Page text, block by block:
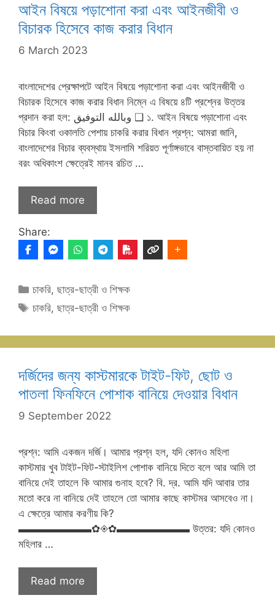
আইন বিষয়ে পড়াশোনা করা এবং আইনজীবী ও
বিচারক হিসেবে কাজ করার বিধান
6 March 2023
বাংলাদেশের প্রেক্ষাপটে আইন বিষয়ে পড়াশোনা করা এবং আইনজীবী ও
বিচারক হিসেবে কাজ করার বিধান নিম্নে এ বিষয়ে ৪টি প্রশ্নের উত্তর
প্রদান করা হল: وبالله التوفيق ❑ ১. আইন বিষয়ে পড়াশোনা এবং
বিচার কিংবা ওকালতি পেশায় চাকরি করার বিধান প্রশ্ন: আমরা জানি,
বাংলাদেশের বিচার ব্যবস্থায় ইসলামি শরিয়ত পূর্ণাঙ্গভাবে বাস্তবায়িত হয় না
বরং অধিকাংশ ক্ষেত্রেই মানব রচিত …
Read more
Share:
Categories
চাকরি,ছাত্র-ছাত্রী ও শিক্ষক
Tags
চাকরি,ছাত্র-ছাত্রী ও শিক্ষক
দর্জিদের জন্য কাস্টমারকে টাইট-ফিট, ছোট ও
পাতলা ফিনফিনে পোশাক বানিয়ে দেওয়ার বিধান
9 September 2022
প্রশ্ন: আমি একজন দর্জি। আমার প্রশ্ন হল, যদি কোনও মহিলা
কাস্টমার খুব টাইট-ফিট-স্টাইলিশ পোশাক বানিয়ে দিতে বলে আর আমি তা
বানিয়ে দেই তাহলে কি আমার গুনাহ হবে? বি. দ্র. আমি যদি আবার তার
মতো করে না বানিয়ে দেই তাহলে তো আমার কাছে কাস্টমর আসবেও না।
এ ক্ষেত্রে আমার করণীয় কি?
▬▬▬▬▬▬▬✿◈✿▬▬▬▬▬▬▬ উত্তর: যদি কোনও
মহিলার …
Read more